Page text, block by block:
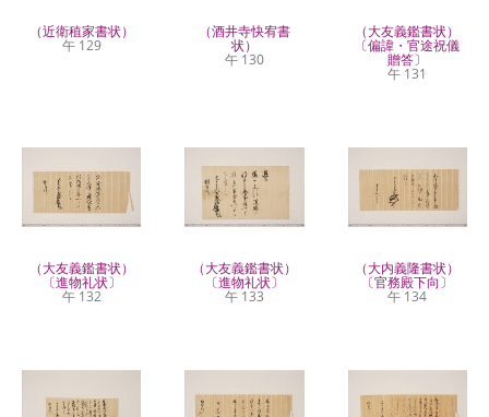
（近衛稙家書状）
午 129
（酒井寺快宥書
状）
午 130
（大友義鑑書状）
〔偏諱・官途祝儀
贈答〕
午 131
（大友義鑑書状）
〔進物礼状〕
午 132
（大友義鑑書状）
〔進物礼状〕
午 133
（大内義隆書状）
〔官務殿下向〕
午 134